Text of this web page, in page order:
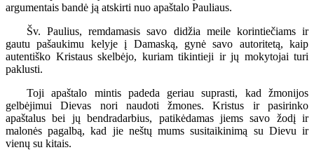
argumentais bandė ją atskirti nuo apaštalo Pauliaus.
Šv. Paulius, remdamasis savo didžia meile korintiečiams ir
gautu pašaukimu kelyje į Damaską, gynė savo autoritetą, kaip
autentiško Kristaus skelbėjo, kuriam tikintieji ir jų mokytojai turi
paklusti.
Toji apaštalo mintis padeda geriau suprasti, kad žmonijos
gelbėjimui Dievas nori naudoti žmones. Kristus ir pasirinko
apaštalus bei jų bendradarbius, patikėdamas jiems savo žodį ir
malonės pagalbą, kad jie neštų mums susitaikinimą su Dievu ir
vienų su kitais.